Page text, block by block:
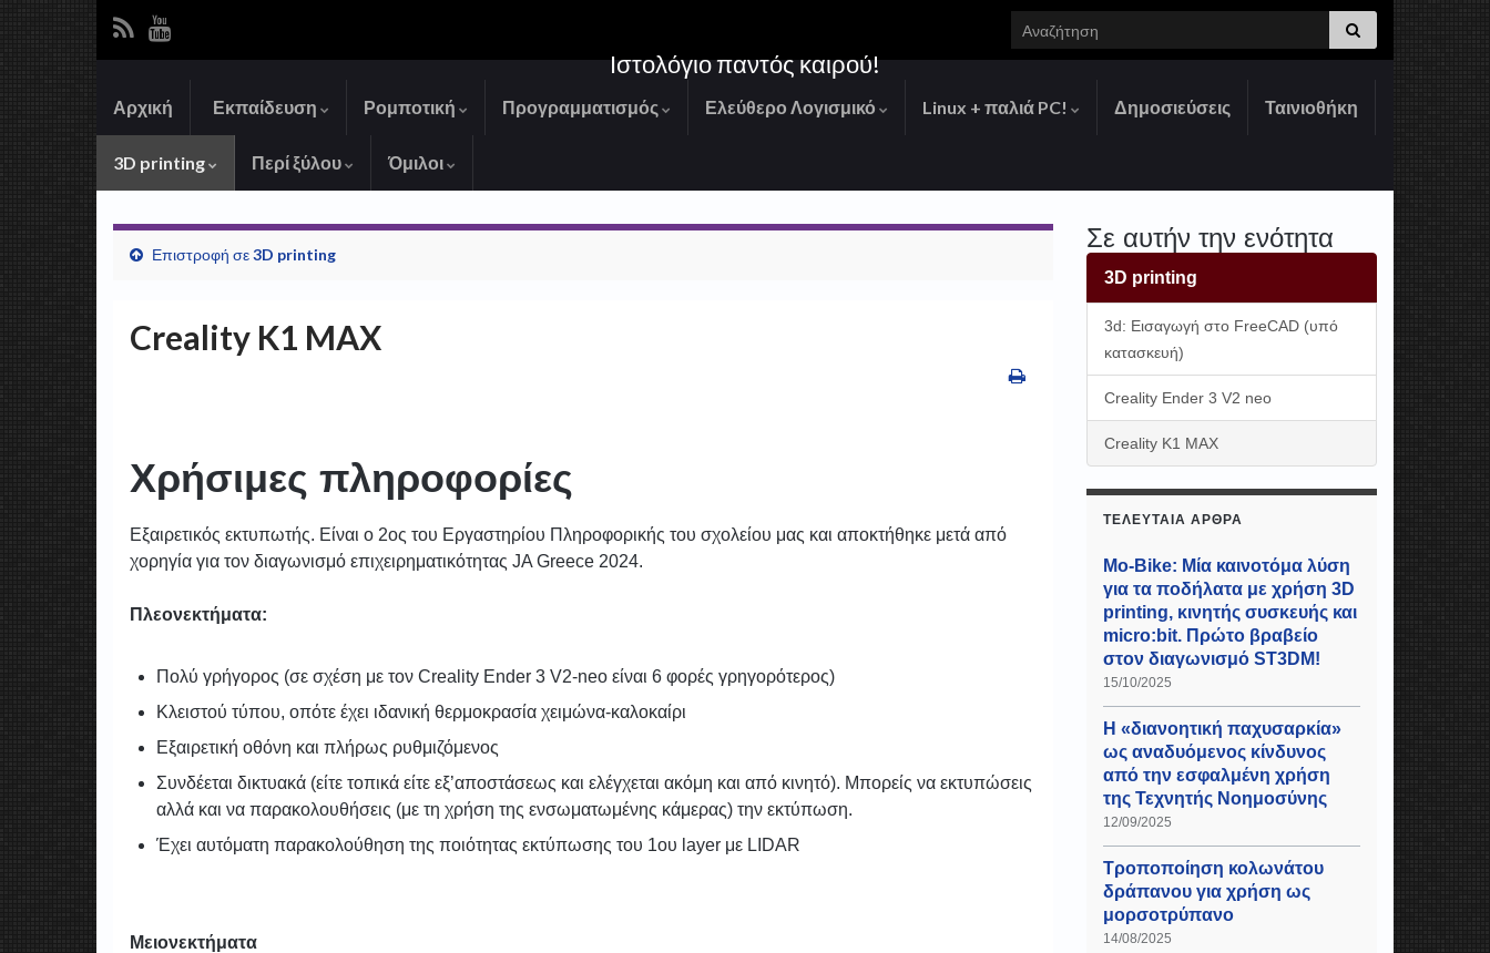
Search for:
Ιστολόγιο παντός καιρού!
Αρχική Εκπαίδευση Ρομποτική Προγραμματισμός Ελεύθερο Λογισμικό Linux + παλιά PC! Δημοσιεύσεις Ταινιοθήκη
3D printing Περί ξύλου Όμιλοι
Επιστροφή σε3D printing
Creality K1 MAX
Χρήσιμες πληροφορίες
Εξαιρετικός εκτυπωτής. Είναι ο 2ος του Εργαστηρίου Πληροφορικής του σχολείου μας και αποκτήθηκε μετά από
χορηγία για τον διαγωνισμό επιχειρηματικότητας JA Greece 2024.
Πλεονεκτήματα:
Πολύ γρήγορος (σε σχέση με τον Creality Ender 3 V2-neo είναι 6 φορές γρηγορότερος)
Κλειστού τύπου, οπότε έχει ιδανική θερμοκρασία χειμώνα-καλοκαίρι
Εξαιρετική οθόνη και πλήρως ρυθμιζόμενος
Συνδέεται δικτυακά (είτε τοπικά είτε εξ’αποστάσεως και ελέγχεται ακόμη και από κινητό). Μπορείς να εκτυπώσεις
αλλά και να παρακολουθήσεις (με τη χρήση της ενσωματωμένης κάμερας) την εκτύπωση.
Έχει αυτόματη παρακολούθηση της ποιότητας εκτύπωσης του 1ου layer με LIDAR
Μειονεκτήματα
Σε αυτήν την ενότητα
3D printing
3d: Εισαγωγή στο FreeCAD (υπό
κατασκευή)
Creality Ender 3 V2 neo
Creality K1 MAX
ΤΕΛΕΥΤΑΊΑ ΆΡΘΡΑ
Mo-Bike: Μία καινοτόμα λύση
για τα ποδήλατα με χρήση 3D
printing, κινητής συσκευής και
micro:bit. Πρώτο βραβείο
στον διαγωνισμό ST3DM!
15/10/2025
Η «διανοητική παχυσαρκία»
ως αναδυόμενος κίνδυνος
από την εσφαλμένη χρήση
της Τεχνητής Νοημοσύνης
12/09/2025
Τροποποίηση κολωνάτου
δράπανου για χρήση ως
μορσοτρύπανο
14/08/2025